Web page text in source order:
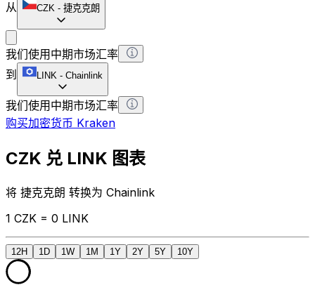
从
CZK - 捷克克朗
我们使用中期市场汇率
到
LINK - Chainlink
我们使用中期市场汇率
购买加密货币 Kraken
CZK 兑 LINK 图表
将 捷克克朗 转换为 Chainlink
1 CZK = 0 LINK
12H 1D 1W 1M 1Y 2Y 5Y 10Y